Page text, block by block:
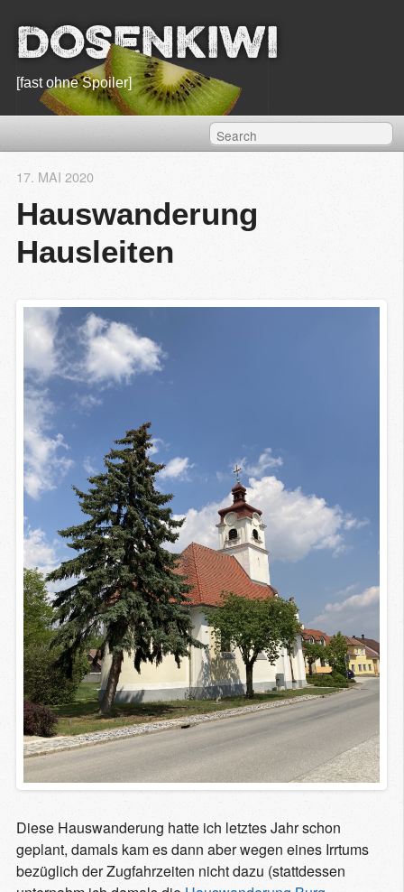
Dosenkiwi
[fast ohne Spoiler]
Hauswanderung
Hausleiten
17. MAI 2020
Diese Hauswanderung hatte ich letztes Jahr schon
geplant, damals kam es dann aber wegen eines Irrtums
bezüglich der Zugfahrzeiten nicht dazu (stattdessen